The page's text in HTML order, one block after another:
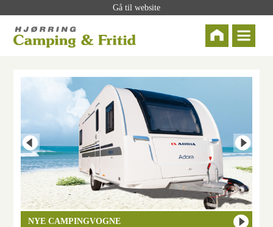
Gå til website
NYE CAMPINGVOGNE